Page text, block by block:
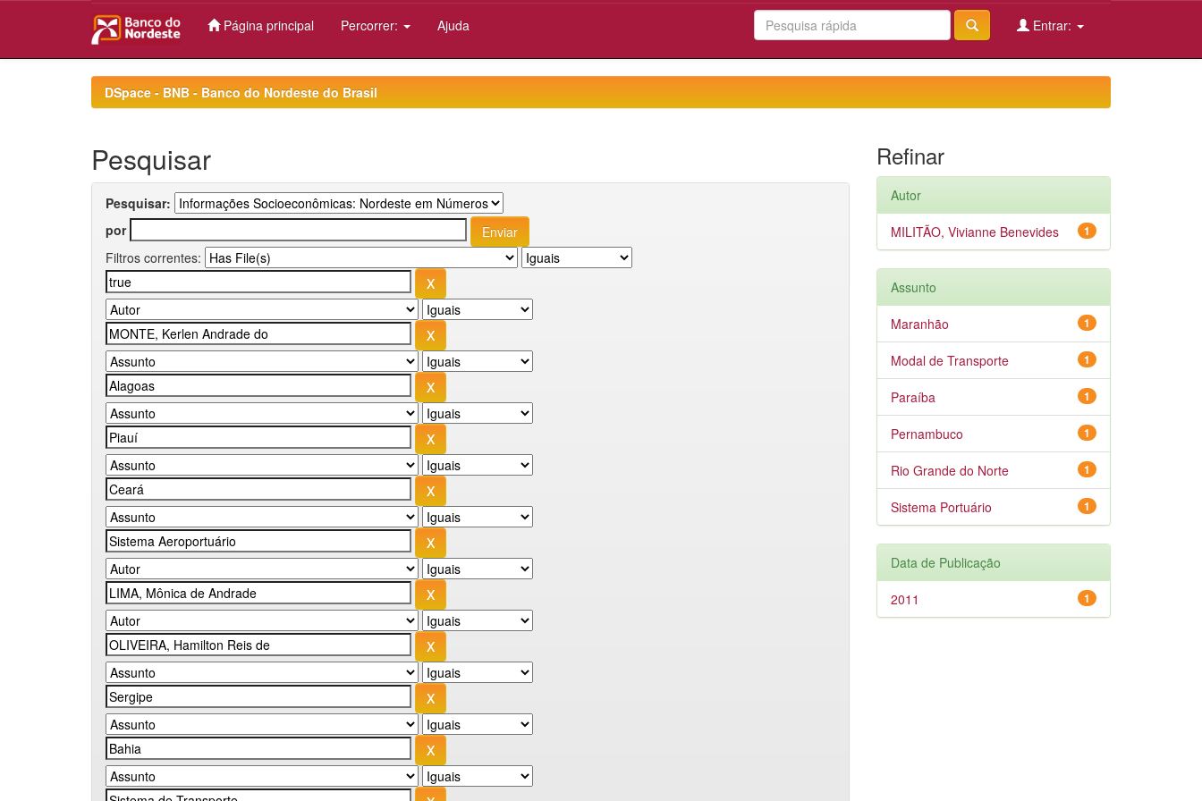
Página principal Percorrer: Ajuda Entrar:
DSpace - BNB - Banco do Nordeste do Brasil
Pesquisar
Pesquisar:
por
Filtros correntes:
Refinar
Autor
1
MILITÃO, Vivianne Benevides
Assunto
1
Maranhão
1
Modal de Transporte
1
Paraíba
1
Pernambuco
1
Rio Grande do Norte
1
Sistema Portuário
Data de Publicação
1
2011